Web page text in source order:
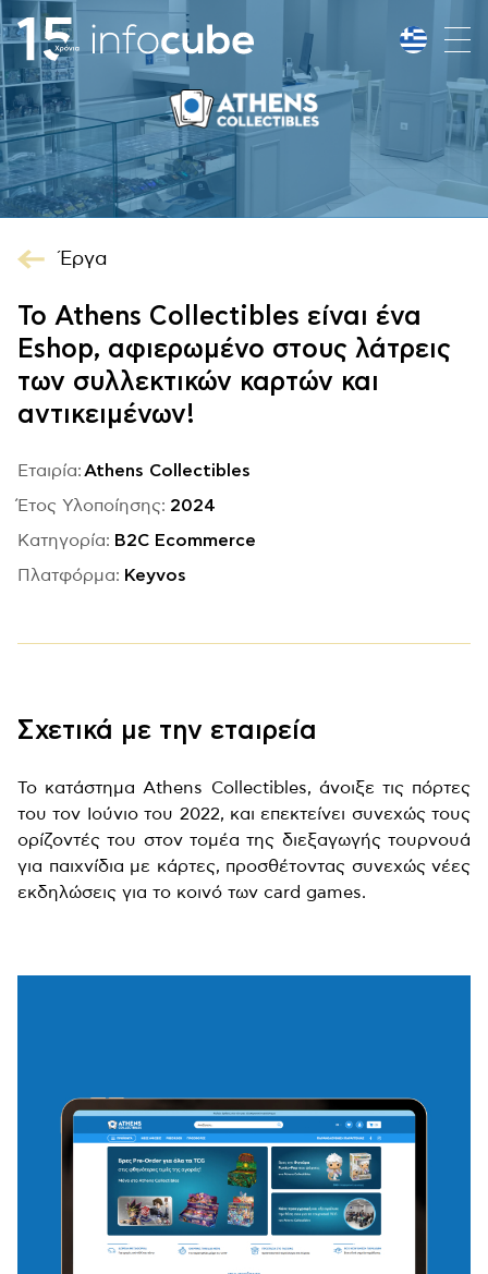
Έργα
Το Athens Collectibles είναι ένα
Eshop, αφιερωμένο στους λάτρεις
των συλλεκτικών καρτών και
αντικειμένων!
Εταιρία: Athens Collectibles
Έτος Υλοποίησης: 2024
Κατηγορία: B2C Ecommerce
Πλατφόρμα: Keyvos
Σχετικά με την εταιρεία
Το κατάστημα Athens Collectibles, άνοιξε τις πόρτες
του τον Ιούνιο του 2022, και επεκτείνει συνεχώς τους
ορίζοντές του στον τομέα της διεξαγωγής τουρνουά
για παιχνίδια με κάρτες, προσθέτοντας συνεχώς νέες
εκδηλώσεις για το κοινό των card games.